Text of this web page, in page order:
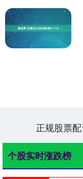
正规股票
个股实时涨跌榜